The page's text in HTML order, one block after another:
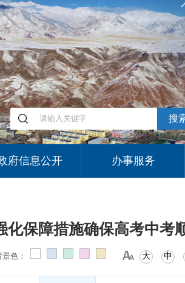
搜
府信息公开 办事服务
化保障措施确保高考中考
景色： 大 中